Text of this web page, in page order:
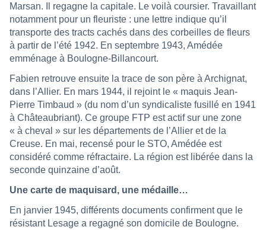
Marsan. Il regagne la capitale. Le voilà coursier. Travaillant
notamment pour un fleuriste : une lettre indique qu’il
transporte des tracts cachés dans des corbeilles de fleurs
à partir de l’été 1942. En septembre 1943, Amédée
emménage à Boulogne-Billancourt.
Fabien retrouve ensuite la trace de son père à Archignat,
dans l’Allier. En mars 1944, il rejoint le « maquis Jean-
Pierre Timbaud » (du nom d’un syndicaliste fusillé en 1941
à Châteaubriant). Ce groupe FTP est actif sur une zone
« à cheval » sur les départements de l’Allier et de la
Creuse. En mai, recensé pour le STO, Amédée est
considéré comme réfractaire. La région est libérée dans la
seconde quinzaine d’août.
Une carte de maquisard, une médaille…
En janvier 1945, différents documents confirment que le
résistant Lesage a regagné son domicile de Boulogne.